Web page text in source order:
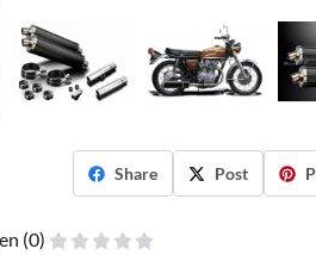
Share Post
(0)